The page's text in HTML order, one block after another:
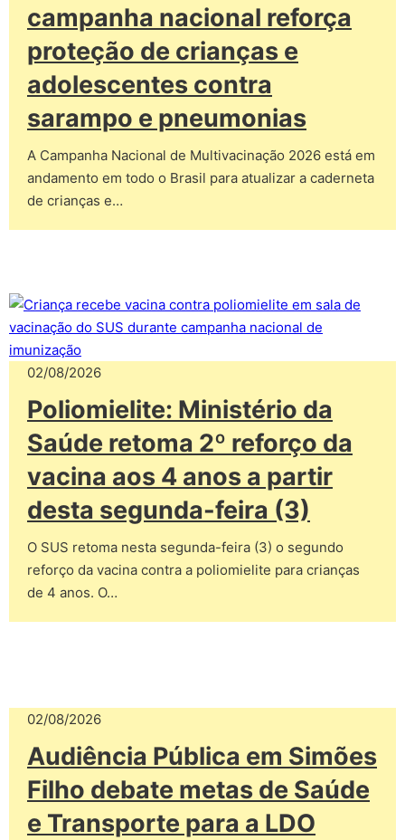
campanha nacional reforça
proteção de crianças e
adolescentes contra
sarampo e pneumonias
A Campanha Nacional de Multivacinação 2026 está em
andamento em todo o Brasil para atualizar a caderneta
de crianças e…
02/08/2026
Poliomielite: Ministério da
Saúde retoma 2º reforço da
vacina aos 4 anos a partir
desta segunda-feira (3)
O SUS retoma nesta segunda-feira (3) o segundo
reforço da vacina contra a poliomielite para crianças
de 4 anos. O…
02/08/2026
Audiência Pública em Simões
Filho debate metas de Saúde
e Transporte para a LDO